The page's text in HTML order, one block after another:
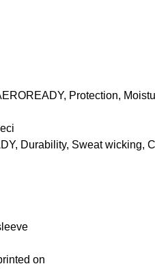
Protection,
Durability, Sweat wicking,
on